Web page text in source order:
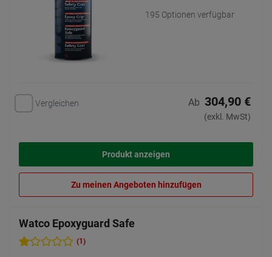
195 Optionen verfügbar
Vergleichen Ab 304,90 €
(exkl. MwSt)
Produkt anzeigen
Zu meinen Angeboten hinzufügen
Watco Epoxyguard Safe
(1)